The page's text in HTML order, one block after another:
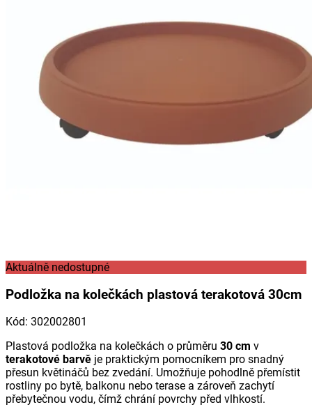
Aktuálně nedostupné
Podložka na kolečkách plastová terakotová 30cm
Kód: 302002801
Plastová podložka na kolečkách o průměru 30 cm v
terakotové barvě je praktickým pomocníkem pro snadný
přesun květináčů bez zvedání. Umožňuje pohodlně přemístit
rostliny po bytě, balkonu nebo terase a zároveň zachytí
přebytečnou vodu, čímž chrání povrchy před vlhkostí.